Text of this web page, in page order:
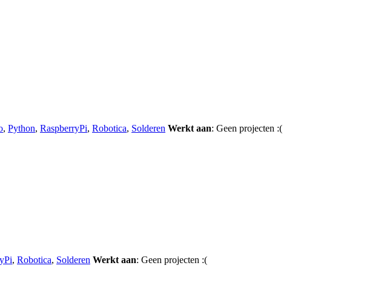
, Python, RaspberryPi, Robotica, Solderen Werkt aan: Geen projecten :(
, Robotica, Solderen Werkt aan: Geen projecten :(